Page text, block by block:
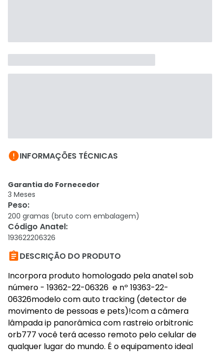
INFORMAÇÕES TÉCNICAS
Garantia do Fornecedor
3 Meses
Peso:
200 gramas (bruto com embalagem)
Código Anatel:
193622206326
DESCRIÇÃO DO PRODUTO
Incorpora produto homologado pela anatel sob
número - 19362-22-06326 e nº 19363-22-
06326modelo com auto tracking (detector de
movimento de pessoas e pets)!com a câmera
lâmpada ip panorâmica com rastreio orbitronic
orb777 você terá acesso remoto pelo celular de
qualquer lugar do mundo. É o equipamento ideal